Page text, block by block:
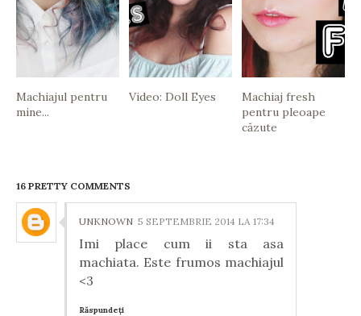
Machiajul pentru
mine...
Video: Doll Eyes
Machiaj fresh
pentru pleoape
căzute
16 PRETTY COMMENTS
UNKNOWN 5 SEPTEMBRIE 2014 LA 17:34
Imi place cum ii sta asa
machiata. Este frumos machiajul
<3
Răspundeți